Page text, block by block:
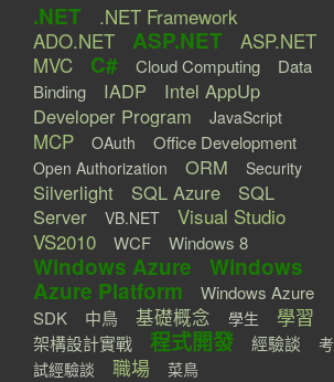
.NET
.NET Framework
ADO.NET
ASP.NET
ASP.NET
MVC
C# Cloud Computing
Data
Binding
IADP
Intel AppUp
Developer Program
JavaScript
MCP OAuth Office Development
Open Authorization ORM Security
Silverlight SQL Azure
SQL
Server
VB.NET
Visual Studio
VS2010
WCF Windows 8
Windows Azure
Windows
Azure Platform
Windows Azure
SDK
中鳥 基礎概念 學生 學習
架構設計實戰 程式開發 經驗談
考
試經驗談
職場 菜鳥